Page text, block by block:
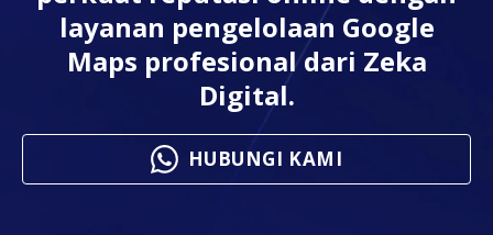
layanan pengelolaan Google
Maps profesional dari Zeka
Digital.
HUBUNGI KAMI